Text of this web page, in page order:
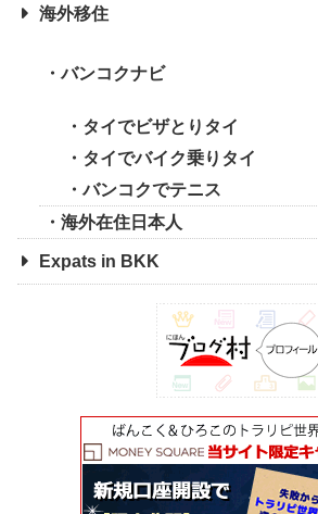
海外移住
バンコクナビ
タイでビザとりタイ
タイでバイク乗りタイ
バンコクでテニス
海外在住日本人
Expats in BKK